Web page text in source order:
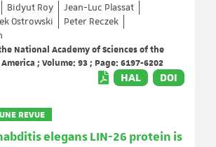
Bidyut Roy
Jean-Luc Plassat
Ostrowski
Peter Reczek
National Academy of Sciences of the
; Volume: 93 ; Page: 6197-6202
HAL DOI
REVUE
elegans LIN-26 protein is